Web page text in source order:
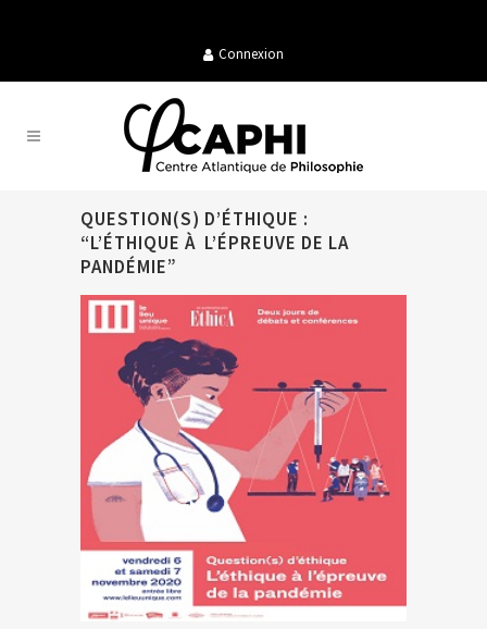
Connexion
QUESTION(S) D’ÉTHIQUE :
“L’ÉTHIQUE À L’ÉPREUVE DE LA
PANDÉMIE”